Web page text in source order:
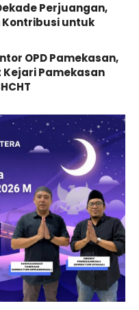
Perjuangan,
Kontribusi untuk
OPD Pamekasan,
Pamekasan